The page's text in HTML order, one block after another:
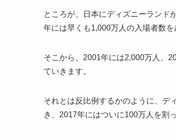
ところが、日本にディズニーランド
年には早くも1,000万人の入場者数を
そこから、2001年には2,000万人、
ていきます。
それとは反比例するかのように、デ
き、2017年にはついに100万人を割